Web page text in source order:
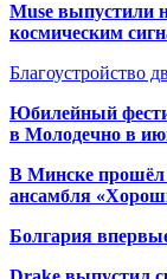
Muse выпустили
космическим
Благоустройство
Юбилейный
в Молодечно в
В Минске прошёл
ансамбля
Болгария